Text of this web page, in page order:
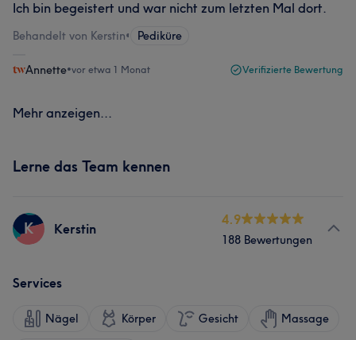
Ich bin begeistert und war nicht zum letzten Mal dort.
Behandelt von Kerstin• Pediküre
Annette•vor etwa 1 Monat Verifizierte Bewertung
Mehr anzeigen...
Lerne das Team kennen
K Kerstin
4.9
188 Bewertungen
Services
Nägel Körper Gesicht Massage